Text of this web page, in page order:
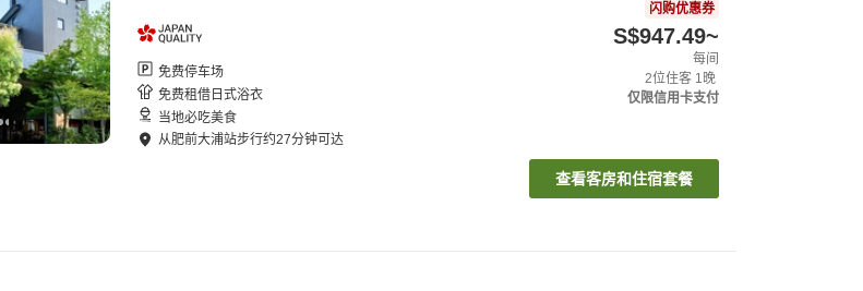
免费停车场
免费租借日式浴衣
当地必吃美食
从肥前大浦站步行约27分钟可达
闪购优惠券
S$947.49~
每间
2位住客 1晚
仅限信用卡支付
查看客房和住宿套餐